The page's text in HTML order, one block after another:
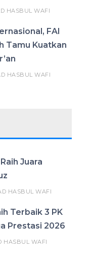
HASBUL WAFI
FAI
Tamu Kuatkan
HASBUL WAFI
Juara
HASBUL WAFI
Terbaik 3 PK
Prestasi 2026
HASBUL WAFI